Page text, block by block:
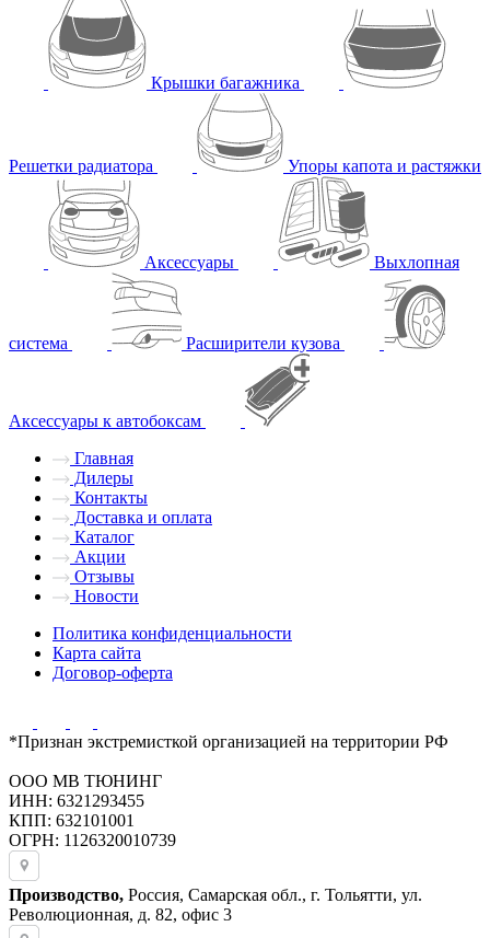
Крышки багажника
Решетки радиатора Упоры капота и растяжки
Аксессуары Выхлопная
система Расширители кузова
Аксессуары к автобоксам
Главная
Дилеры
Контакты
Доставка и оплата
Каталог
Акции
Отзывы
Новости
Политика конфиденциальности
Карта сайта
Договор-оферта
*Признан экстремисткой организацией на территории РФ
ООО МВ ТЮНИНГ
ИНН: 6321293455
КПП: 632101001
ОГРН: 1126320010739
Производство, Россия, Самарская обл., г. Тольятти, ул.
Революционная, д. 82, офис 3